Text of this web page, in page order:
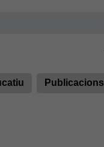
Publicacions